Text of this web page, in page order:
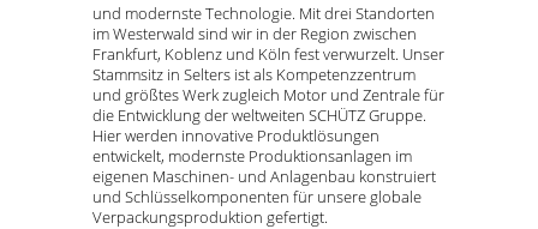
und modernste Technologie. Mit drei Standorten
im Westerwald sind wir in der Region zwischen
Frankfurt, Koblenz und Köln fest verwurzelt. Unser
Stammsitz in Selters ist als Kompetenzzentrum
und größtes Werk zugleich Motor und Zentrale für
die Entwicklung der weltweiten SCHÜTZ Gruppe.
Hier werden innovative Produktlösungen
entwickelt, modernste Produktionsanlagen im
eigenen Maschinen- und Anlagenbau konstruiert
und Schlüsselkomponenten für unsere globale
Verpackungsproduktion gefertigt.